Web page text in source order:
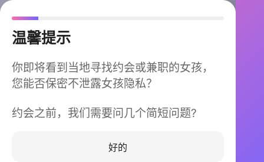
温馨提示
你即将看到当地寻找约会或兼职的女孩，
您能否保密不泄露女孩隐私？
约会之前，我们需要问几个简短问题?
好的
今晚不再孤单
同城快速匹配，马上认识身边的TA